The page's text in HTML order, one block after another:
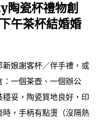
瓷杯禮物創
午茶杯結婚婚
娘謝客杯／伴手禮，或
一個茶壺、一個辦公
妥，陶瓷質地良好，印
，手柄有點燙（沒隔熱